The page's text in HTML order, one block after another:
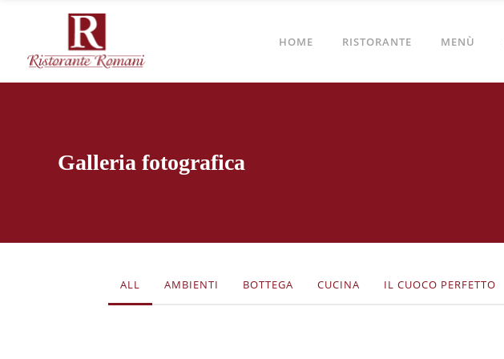
HOME RISTORANTE MENÙ
Galleria fotografica
ALL AMBIENTI BOTTEGA CUCINA IL CUOCO PERFETTO